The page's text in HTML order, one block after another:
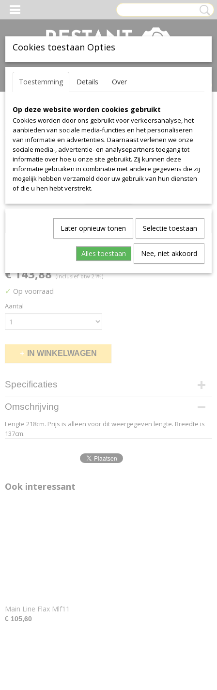
Inloggen Registreren
(0)
Home >Stof>Kvadrat--maharam>Girard Stripe
Stripe 1
Girard Stripe 1
€ 143,88 (inclusief btw 21%)
✓ Op voorraad
Aantal
IN WINKELWAGEN
Specificaties
Productcode leverancier
3.2
Afmetingen (l,b,h)
218 x 137 x 0 cm
Omschrijving
Lengte 218cm. Prijs is alleen voor dit weergegeven lengte. Breedte is
137cm.
Ook interessant
Main Line Flax Mlf11
€ 105,60
Cookies toestaan Opties
Toestemming Details Over
Op deze website worden cookies gebruikt
Cookies worden door ons gebruikt voor verkeersanalyse, het
aanbieden van sociale media-functies en het personaliseren
van informatie en advertenties. Daarnaast verlenen we onze
sociale media-, advertentie- en analysepartners toegang tot
informatie over hoe u onze site gebruikt. Zij kunnen deze
informatie gebruiken in combinatie met andere gegevens die zij
mogelijk hebben verzameld door uw gebruik van hun diensten
of die u hen hebt verstrekt.
Later opnieuw tonen Selectie toestaan
Alles toestaan Nee, niet akkoord